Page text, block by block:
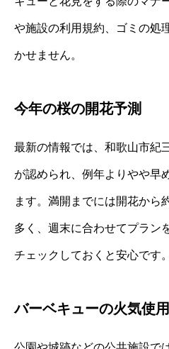
や施設の利用規約、ゴミの処
かせません。
今年の桜の開花予測
最新の情報では、和歌山市紀
が認められ、例年よりやや早
ます。満開までには開花から
多く、週末に合わせてプラン
チェックしておくと安心です。
バーベキューの火気使